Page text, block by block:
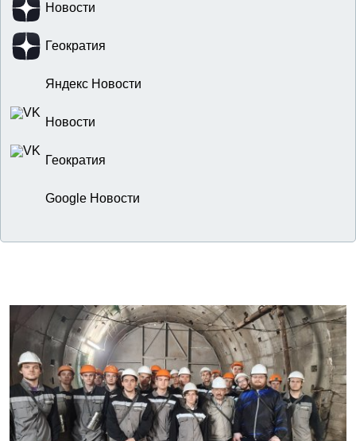
Новости
Геократия
Яндекс Новости
Новости
Геократия
Google Новости